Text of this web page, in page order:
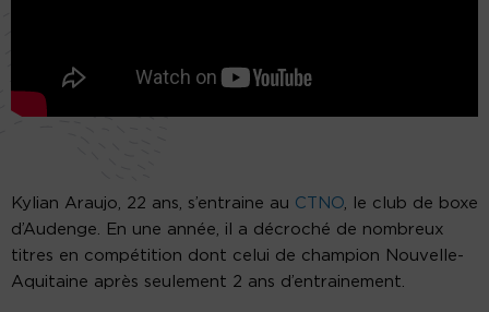
Kylian Araujo, 22 ans, s’entraine au CTNO , le club de boxe
d’Audenge. En une année, il a décroché de nombreux
titres en compétition dont celui de champion Nouvelle-
Aquitaine après seulement 2 ans d’entrainement.